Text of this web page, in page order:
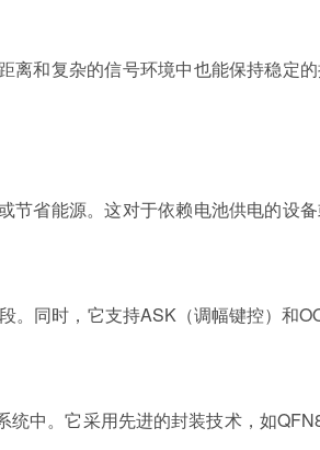
离和复杂的信号环境中也能保持稳定
节省能源。这对于依赖电池供电的设
。同时，它支持ASK（调幅键控）和
中。它采用先进的封装技术，如